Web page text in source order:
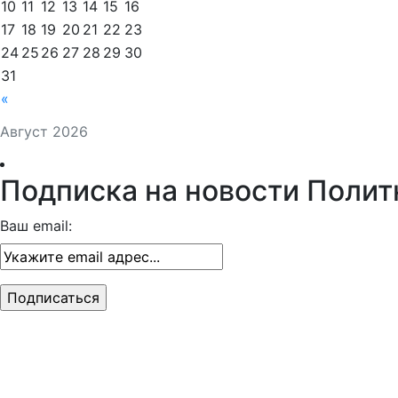
Август 2026
«
10 11 12 13 14 15 16
17 18 19 20 21 22 23
24 25 26 27 28 29 30
31
Подписка на новости
Ваш email: